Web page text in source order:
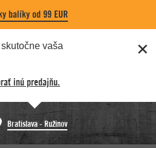
balíky od 99 EUR
skutočne vaša
inú predajňu.
Bratislava - Ružinov